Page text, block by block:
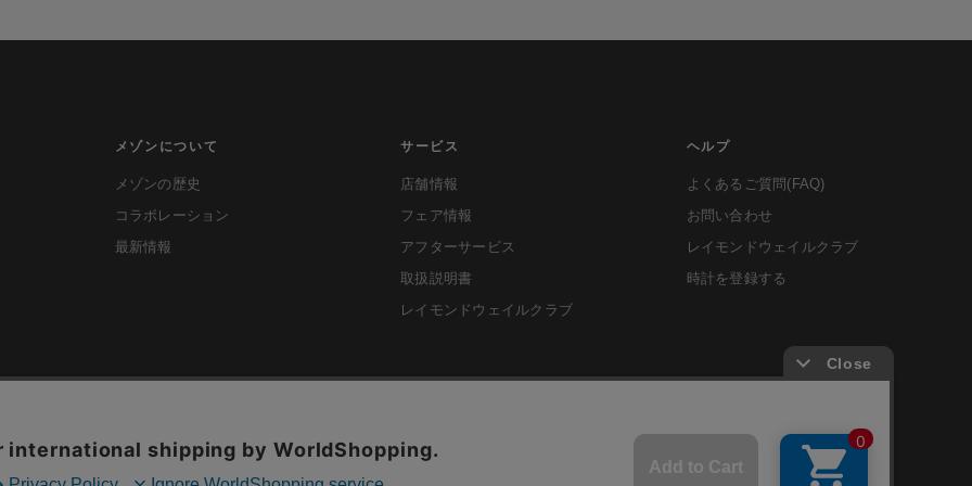
メゾンについて
メゾンの歴史
コラボレーション
最新情報
サービス
店舗情報
フェア情報
アフターサービス
取扱説明書
レイモンドウェイルクラブ
ヘルプ
よくあるご質問(FAQ)
お問い合わせ
レイモンドウェイルクラブ
時計を登録する